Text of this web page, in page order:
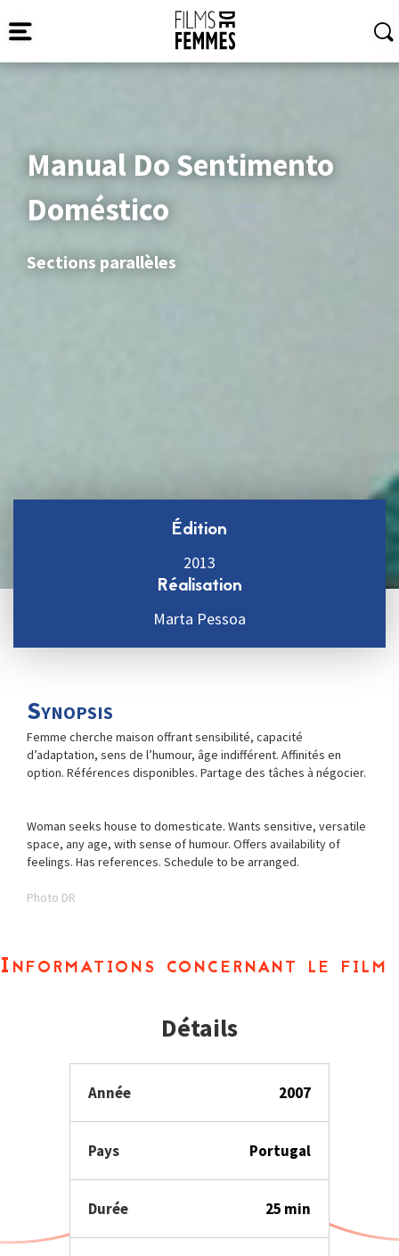
Manual Do Sentimento
Doméstico
Sections parallèles
Édition
2013
Réalisation
Marta Pessoa
Synopsis
Femme cherche maison offrant sensibilité, capacité
d’adaptation, sens de l’humour, âge indifférent. Affinités en
option. Références disponibles. Partage des tâches à négocier.
Woman seeks house to domesticate. Wants sensitive, versatile
space, any age, with sense of humour. Offers availability of
feelings. Has references. Schedule to be arranged.
Photo DR
Informations concernant le film
Détails
Année 2007
Pays Portugal
Durée 25 min